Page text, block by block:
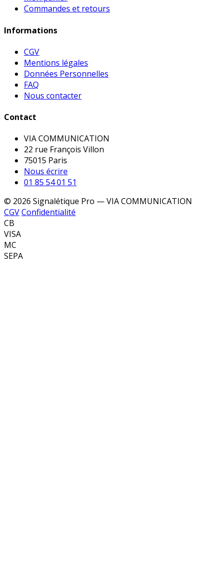
Commandes et retours
Informations
CGV
Mentions légales
Données Personnelles
FAQ
Nous contacter
Contact
VIA COMMUNICATION
22 rue François Villon
75015 Paris
Nous écrire
01 85 54 01 51
© 2026 Signalétique Pro — VIA COMMUNICATION
CGVConfidentialité
CB
VISA
MC
SEPA